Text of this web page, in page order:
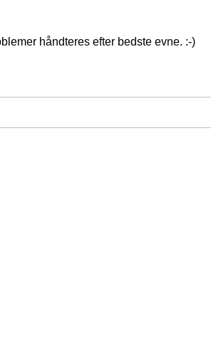
håndteres efter bedste evne. :-)